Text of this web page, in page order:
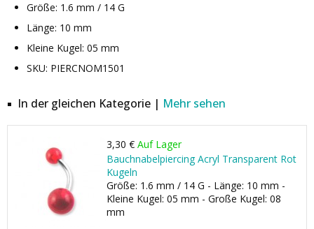
Größe: 1.6 mm / 14 G
Länge: 10 mm
Kleine Kugel: 05 mm
SKU: PIERCNOM1501
In der gleichen Kategorie | Mehr sehen
3,30 € Auf Lager
Bauchnabelpiercing Acryl Transparent Rot
Kugeln
Größe: 1.6 mm / 14 G - Länge: 10 mm -
Kleine Kugel: 05 mm - Große Kugel: 08
mm